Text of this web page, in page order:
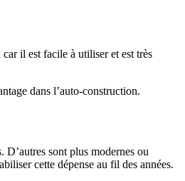
il est facile à utiliser et est très
dans l’auto-construction.
sont plus modernes ou
cette dépense au fil des années.